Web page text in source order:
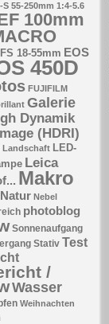
55-250mm 1:4-5.6
100mm
18-55mm EOS
450D
FUJIFILM
Galerie
Dynamik
(HDRI)
Landschaft LED-
Leica
Makro
Natur Nebel
photoblog
Sonnenaufgang
Stativ Test
/
Wasser
Weihnachten